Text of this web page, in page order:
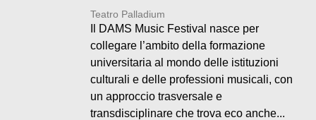
Teatro Palladium
Il DAMS Music Festival nasce per
collegare l’ambito della formazione
universitaria al mondo delle istituzioni
culturali e delle professioni musicali, con
un approccio trasversale e
transdisciplinare che trova eco anche...